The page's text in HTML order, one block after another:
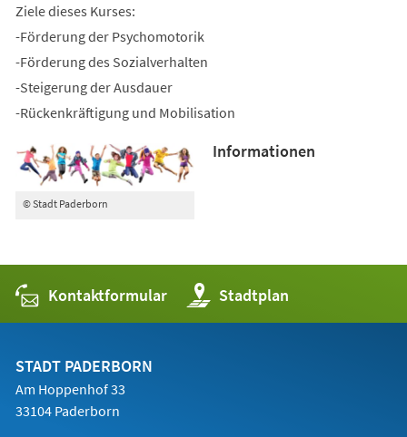
Ziele dieses Kurses:
-Förderung der Psychomotorik
-Förderung des Sozialverhalten
-Steigerung der Ausdauer
-Rückenkräftigung und Mobilisation
© Stadt Paderborn
Informationen
Kontaktformular Stadtplan
(Öffnet
in
einem
STADT PADERBORN
Am Hoppenhof 33
33104 Paderborn